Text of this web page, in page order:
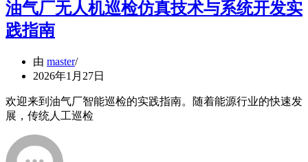
油气厂无人机巡检仿真技术与系统开发实
践指南
由 master
2026年1月27日
欢迎来到油气厂智能巡检的实践指南。随着能源行业的快速发
展，传统人工巡检